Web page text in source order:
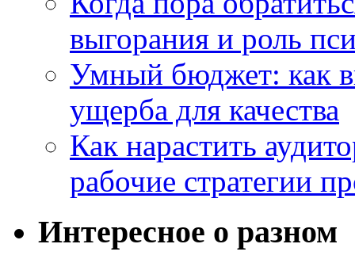
выгорания и роль
Умный бюджет: как
ущерба для качества
Как нарастить
рабочие стратегии
Интересное о разном